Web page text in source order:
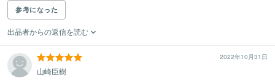
参考になった
出品者からの返信を読む
2022年10月31日
山崎臣樹